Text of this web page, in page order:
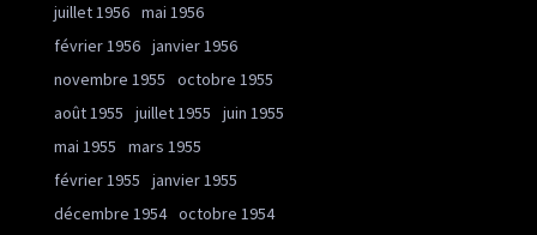
juillet 1956 mai 1956
février 1956 janvier 1956
novembre 1955
octobre 1955
août 1955
juillet 1955
juin 1955
mai 1955
mars 1955
février 1955
janvier 1955
décembre 1954 octobre 1954